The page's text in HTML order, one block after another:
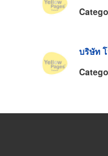
บริษัท